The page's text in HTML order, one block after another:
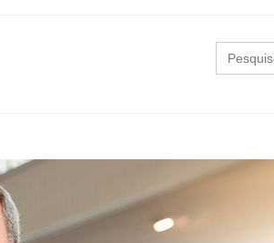
Search
for: